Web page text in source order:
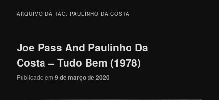
ARQUIVO DA TAG: PAULINHO DA COSTA
Joe Pass And Paulinho Da
Costa – Tudo Bem (1978)
Publicado em9 de março de 2020